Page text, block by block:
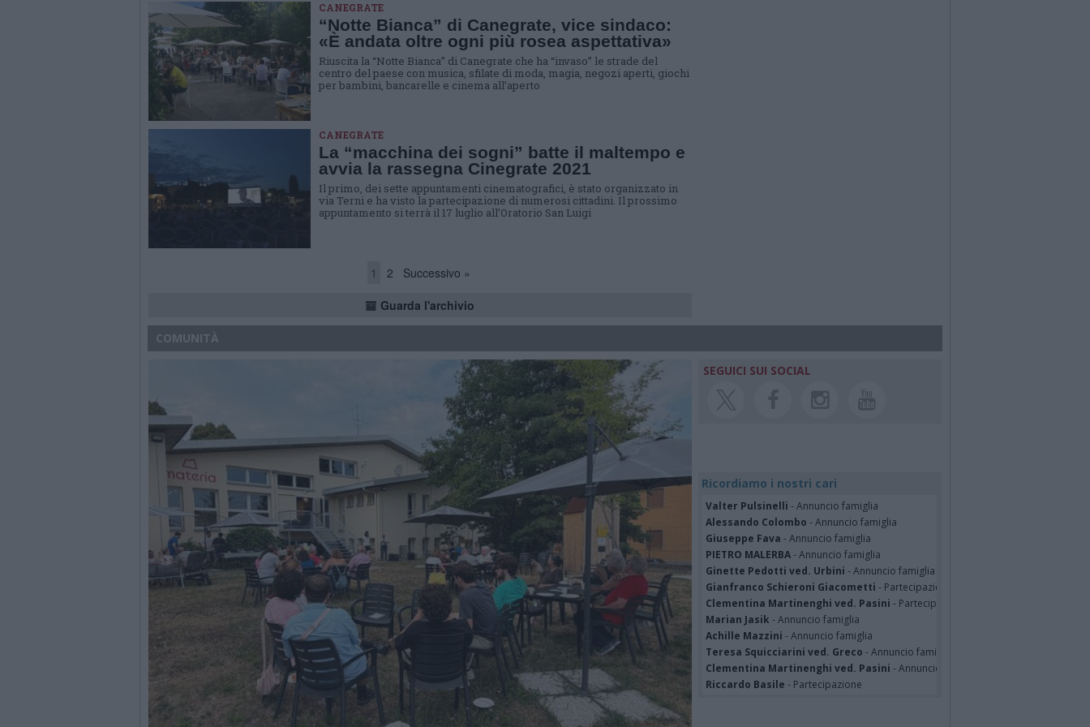
CANEGRATE
“Notte Bianca” di Canegrate, vice sindaco:
«È andata oltre ogni più rosea aspettativa»
Riuscita la “Notte Bianca” di Canegrate che ha “invaso” le strade del
centro del paese con musica, sfilate di moda, magia, negozi aperti, giochi
per bambini, bancarelle e cinema all’aperto
CANEGRATE
La “macchina dei sogni” batte il maltempo e
avvia la rassegna Cinegrate 2021
Il primo, dei sette appuntamenti cinematografici, è stato organizzato in
via Terni e ha visto la partecipazione di numerosi cittadini. Il prossimo
appuntamento si terrà il 17 luglio all’Oratorio San Luigi
1 2
Successivo »
Guarda l'archivio
COMUNITÀ
SEGUICI SUI SOCIAL
Ricordiamo i nostri cari
Valter Pulsinelli - Annuncio famiglia
Alessando Colombo - Annuncio famiglia
Giuseppe Fava - Annuncio famiglia
PIETRO MALERBA- Annuncio famiglia
Ginette Pedotti ved. Urbini - Annuncio famiglia
Gianfranco Schieroni Giacometti - Partecipazione
Clementina Martinenghi ved. Pasini - Partecipazione
Marian Jasik - Annuncio famiglia
Achille Mazzini - Annuncio famiglia
Teresa Squicciarini ved. Greco - Annuncio famiglia
Clementina Martinenghi ved. Pasini - Annuncio famiglia
Riccardo Basile - Partecipazione